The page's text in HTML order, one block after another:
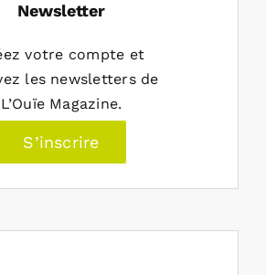
Newsletter
votre compte et
les newsletters de
L’Ouïe Magazine.
S’inscrire